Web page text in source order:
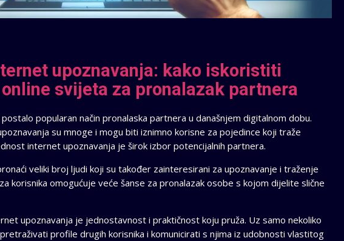
upoznavanja: kako iskoristiti
svijeta za pronalazak partnera
popularan način pronalaska partnera u današnjem digitalnom dobu.
su mnoge i mogu biti iznimno korisne za pojedince koji traže
internet upoznavanja je širok izbor potencijalnih partnera.
veliki broj ljudi koji su također zainteresirani za upoznavanje i traženje
korisnika omogućuje veće šanse za pronalazak osobe s kojom dijelite slične
upoznavanja je jednostavnost i praktičnost koju pruža. Uz samo nekoliko
profile drugih korisnika i komunicirati s njima iz udobnosti vlastitog